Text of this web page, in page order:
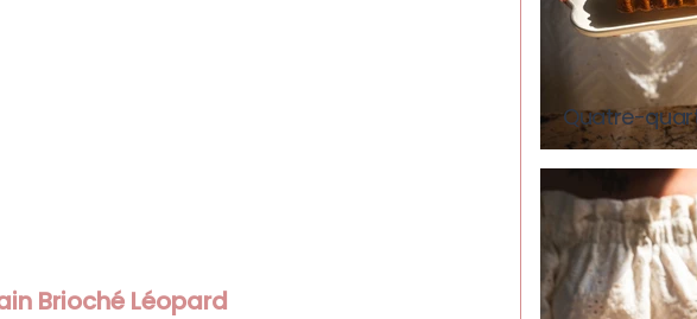
Brioché Léopard
Quatre-
pavot (avec
Thermomix)
Quatre-
pavot (avec
Thermomix)